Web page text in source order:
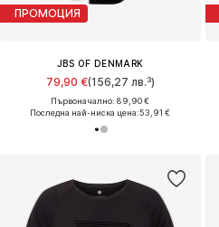
ПРОМОЦИЯ
JBS OF DENMARK
79,90 €(156,27 лв.³)
Първоначално: 89,90 €
Последна най-ниска цена:53,91 €